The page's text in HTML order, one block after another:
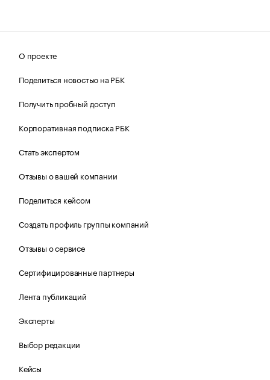
О проекте
Поделиться новостью на РБК
Получить пробный доступ
Корпоративная подписка РБК
Стать экспертом
Отзывы о вашей компании
Поделиться кейсом
Создать профиль группы компаний
Отзывы о сервисе
Сертифицированные партнеры
Лента публикаций
Эксперты
Выбор редакции
Кейсы